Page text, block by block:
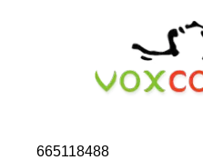
665118488